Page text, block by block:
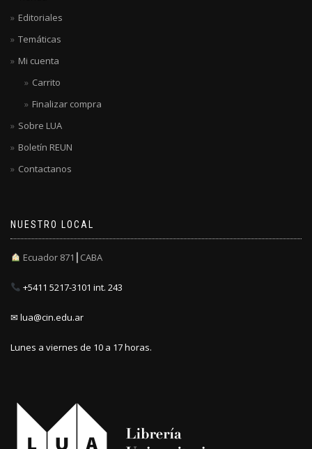
Editoriales
Temáticas
Mi cuenta
Carrito
Finalizar compra
Sobre LUA
Boletín REUN
Contactanos
NUESTRO LOCAL
Ecuador 871┃CABA
+5411 5217-3101 int. 243
✉ lua@cin.edu.ar
Lunes a viernes de 10 a 17 horas.